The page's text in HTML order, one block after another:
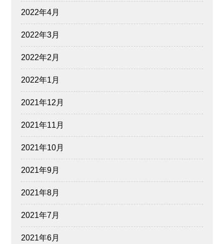
2022年4月
2022年3月
2022年2月
2022年1月
2021年12月
2021年11月
2021年10月
2021年9月
2021年8月
2021年7月
2021年6月